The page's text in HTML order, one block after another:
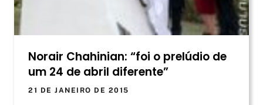
Norair Chahinian: “foi o prelúdio de
um 24 de abril diferente”
21 DE JANEIRO DE 2015